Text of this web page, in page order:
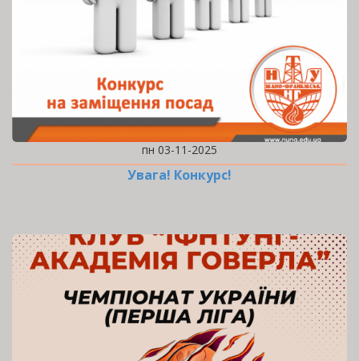
пн 03-11-2025
Увага! Конкурс!